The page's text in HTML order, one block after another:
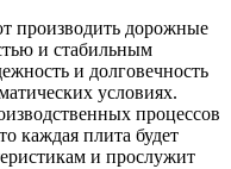
производить дорожные
и стабильным
и долговечность
условиях.
процессов
каждая плита будет
и прослужит